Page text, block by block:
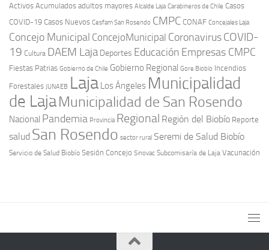
Activos Acumulados adultos mayores Alcalde Laja Carabineros de Chile Casos
COVID-19 Casos Nuevos Cesfam San Rosendo CMPC CONAF Concejales Laja
Concejo Municipal ConcejoMunicipal CoronavirusCOVID-
19 Cultura DAEM Laja Deportes Educación Empresas CMPC
Fiestas Patrias Gobierno de Chile Gobierno Regional Gore Biobío Incendios
Forestales JUNAEB Laja Los Ángeles Municipalidad
de LajaMunicipalidad de San Rosendo
Nacional Pandemia Provincia Regional Región del Biobío Reporte
salud San Rosendo sector rural Seremi de Salud Biobío
Servicio de Salud Biobío Sesión Concejo Sinovac Subcomisaría de Laja Vacunación